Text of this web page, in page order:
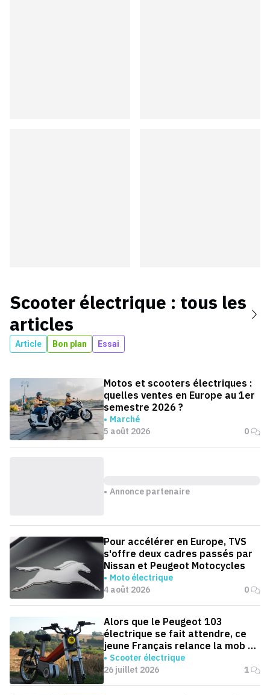
Scooter électrique : tous les
articles
Article Bon plan Essai
Motos et scooters électriques :
quelles ventes en Europe au 1er
semestre 2026 ?
Marché
5 août 2026
0
Annonce partenaire
Pour accélérer en Europe, TVS
s'offre deux cadres passés par
Nissan et Peugeot Motocycles
Moto électrique
4 août 2026
0
Alors que le Peugeot 103
électrique se fait attendre, ce
jeune Français relance la mob en
version électrique
Scooter électrique
26 juillet 2026
1